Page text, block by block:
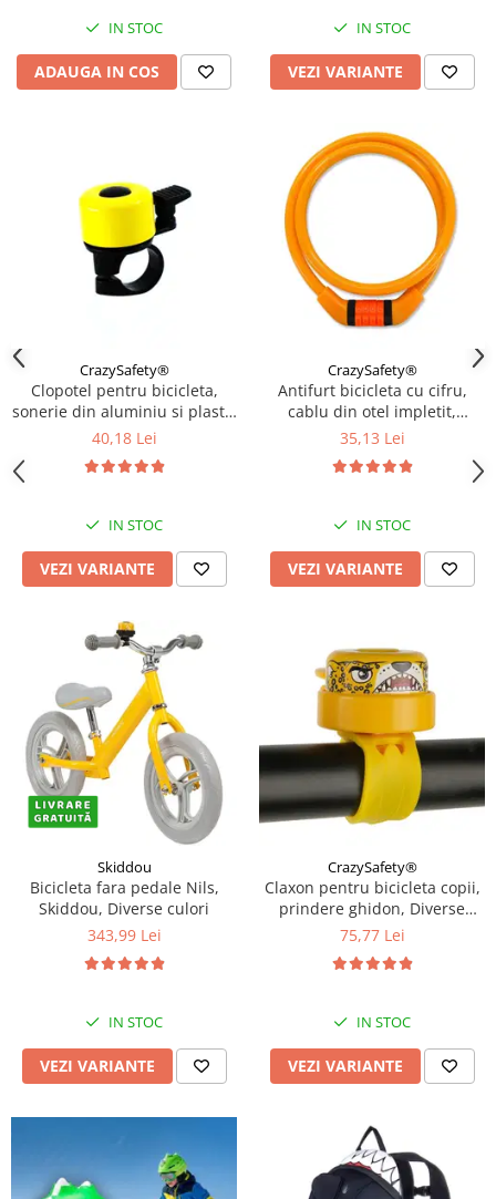
IN STOC
ADAUGA IN COS
IN STOC
VEZI VARIANTE
CrazySafety®
Clopotel pentru bicicleta,
sonerie din aluminiu si plastic
rezistent, Diverse culori
40,18 Lei
IN STOC
VEZI VARIANTE
CrazySafety®
Antifurt bicicleta cu cifru,
cablu din otel impletit,
lungime 65 cm, rezistent,
35,13 Lei
IN STOC
VEZI VARIANTE
Skiddou
Bicicleta fara pedale Nils,
Skiddou, Diverse culori
343,99 Lei
IN STOC
VEZI VARIANTE
CrazySafety®
Claxon pentru bicicleta copii,
prindere ghidon, Diverse
modele si culori
75,77 Lei
IN STOC
VEZI VARIANTE